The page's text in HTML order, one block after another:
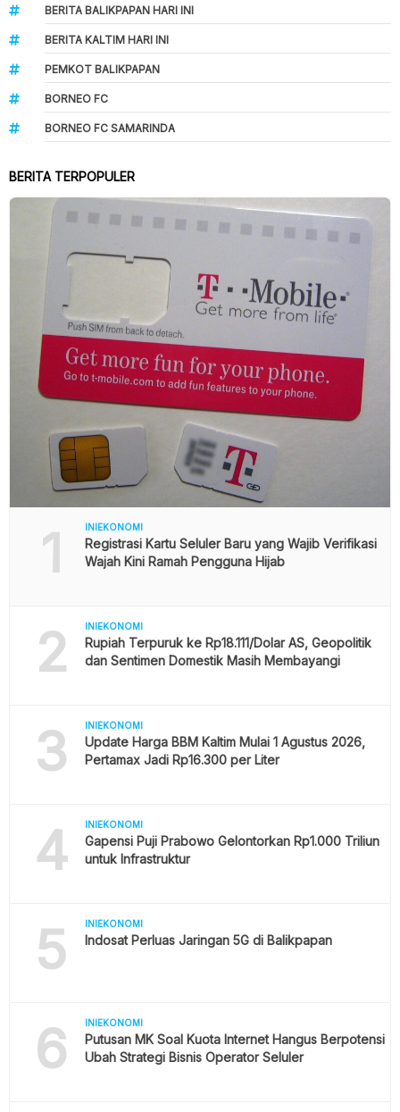
BERITA BALIKPAPAN HARI INI
BERITA KALTIM HARI INI
PEMKOT BALIKPAPAN
BORNEO FC
BORNEO FC SAMARINDA
BERITA TERPOPULER
1 INIEKONOMI
Registrasi Kartu Seluler Baru yang Wajib Verifikasi
Wajah Kini Ramah Pengguna Hijab
2 INIEKONOMI
Rupiah Terpuruk ke Rp18.111/Dolar AS, Geopolitik
dan Sentimen Domestik Masih Membayangi
3 INIEKONOMI
Update Harga BBM Kaltim Mulai 1 Agustus 2026,
Pertamax Jadi Rp16.300 per Liter
4 INIEKONOMI
Gapensi Puji Prabowo Gelontorkan Rp1.000 Triliun
untuk Infrastruktur
5 INIEKONOMI
Indosat Perluas Jaringan 5G di Balikpapan
6 INIEKONOMI
Putusan MK Soal Kuota Internet Hangus Berpotensi
Ubah Strategi Bisnis Operator Seluler